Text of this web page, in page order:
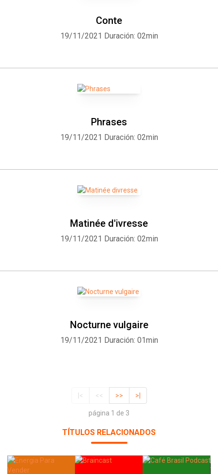
Conte
19/11/2021 Duración: 02min
Phrases
19/11/2021 Duración: 02min
Matinée d'ivresse
19/11/2021 Duración: 02min
Nocturne vulgaire
19/11/2021 Duración: 01min
|< << >> >|
página 1 de 3
TÍTULOS RELACIONADOS